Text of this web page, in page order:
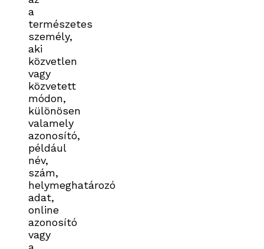
a
természetes
személy,
aki
közvetlen
vagy
közvetett
módon,
különösen
valamely
azonosító,
például
név,
szám,
helymeghatározó
adat,
online
azonosító
vagy